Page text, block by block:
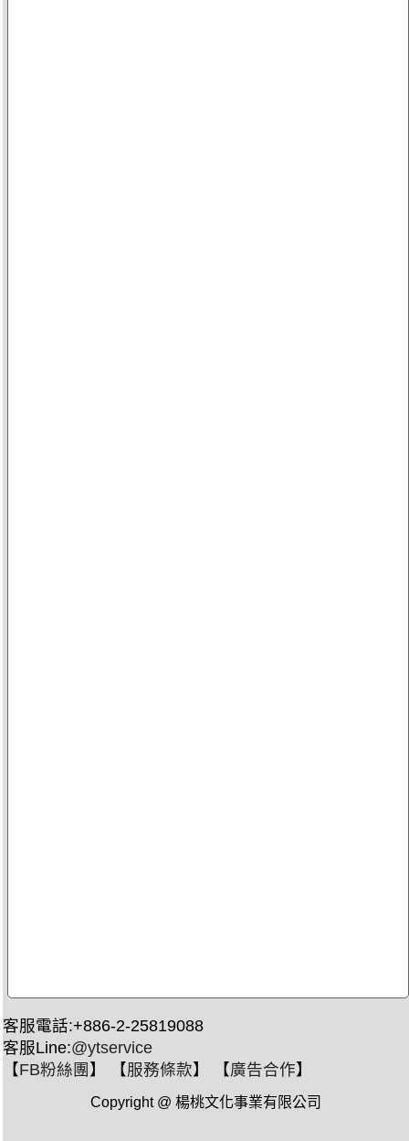
客服電話:+886-2-25819088
客服Line:@ytservice
【FB粉絲團 】 【服務條款】 【廣告合作】
Copyright @ 楊桃文化事業有限公司